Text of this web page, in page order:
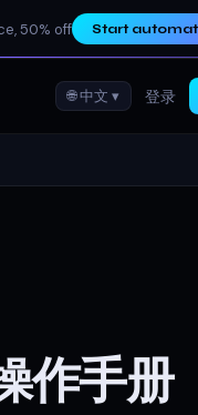
50% off Start
🌐 中文 ▾ 登录
手册